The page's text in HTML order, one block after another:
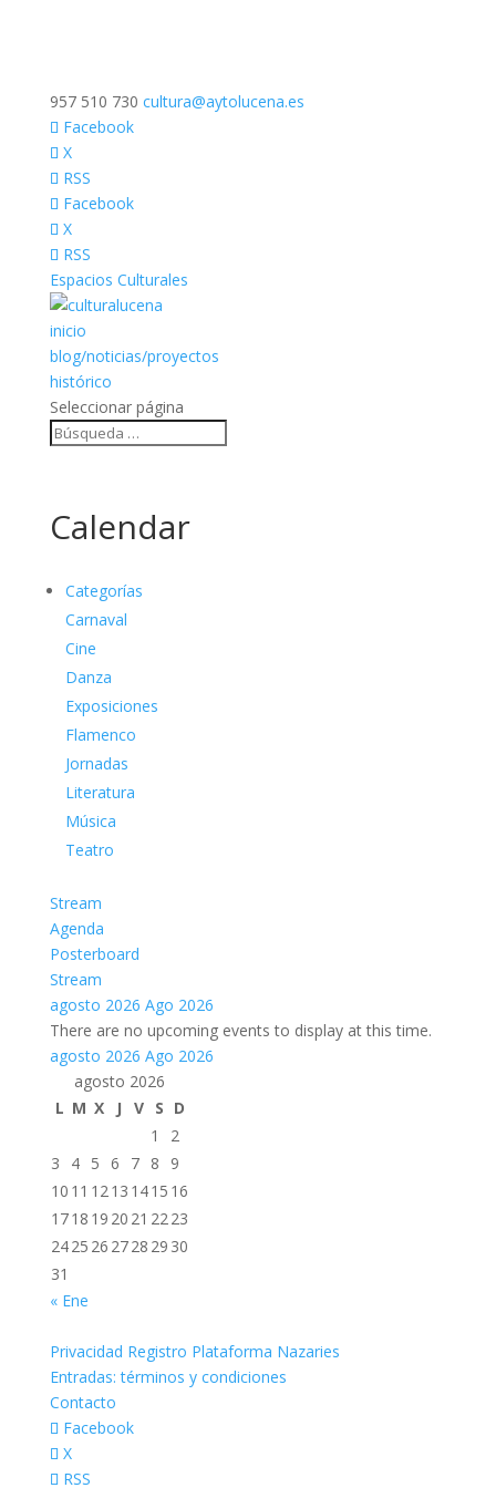
957 510 730 cultura@aytolucena.es
Facebook
X
RSS
Facebook
X
RSS
Espacios Culturales
inicio
blog/noticias/proyectos
histórico
Seleccionar página
Calendar
Categorías
Carnaval
Cine
Danza
Exposiciones
Flamenco
Jornadas
Literatura
Música
Teatro
Stream
Agenda
Posterboard
Stream
agosto 2026 Ago 2026
There are no upcoming events to display at this time.
agosto 2026 Ago 2026
agosto 2026
L M X J V S D
1
2
3
4 5 6 7 8
9
10 11 1213 1415 16
1718 19 20 21 2223
2425 26 2728 29 30
31
« Ene
Privacidad Registro Plataforma Nazaries
Entradas: términos y condiciones
Contacto
Facebook
X
RSS